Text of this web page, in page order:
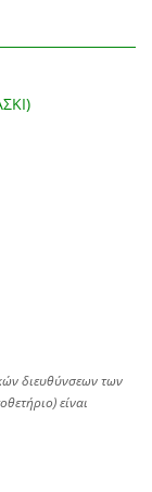
διευθύνσεων των
είναι